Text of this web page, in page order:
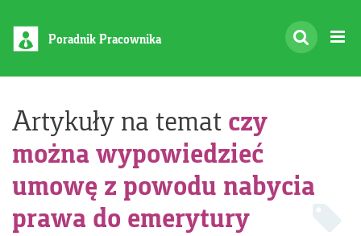
Poradnik Pracownika
Artykuły na temat czy
można wypowiedzieć
umowę z powodu nabycia
prawa do emerytury